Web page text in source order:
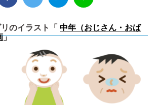
のイラスト「 中年（おじさん・おば
」